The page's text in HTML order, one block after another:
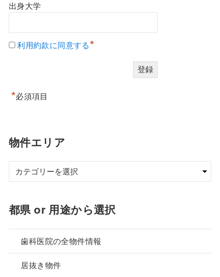
出身大学
利用約款に同意する*
*必須項目
物件エリア
都県 or 用途から選択
歯科医院の全物件情報
居抜き物件